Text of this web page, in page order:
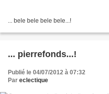
... bele bele bele bele...!
... pierrefonds...!
Publié le 04/07/2012 à 07:32
Par eclectique